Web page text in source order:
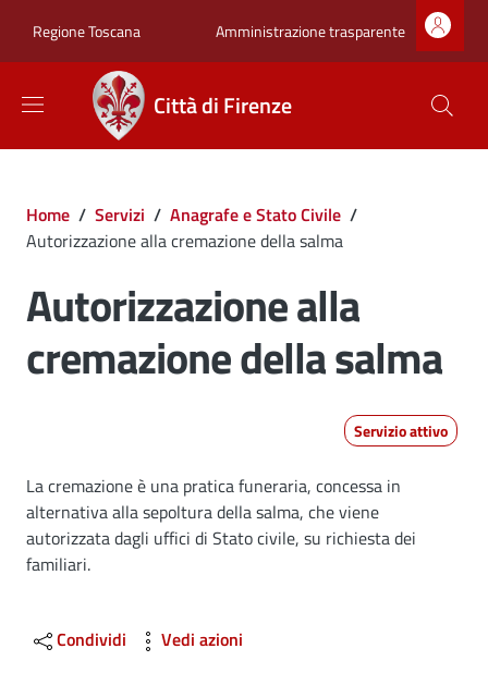
Regione Toscana Zona superiore
Amministrazione trasparente
Città di Firenze
Briciole di pane
Home / Servizi / Anagrafe e Stato Civile /
Autorizzazione alla cremazione della salma
Autorizzazione alla
cremazione della salma
Servizio attivo
Dettagli
La cremazione è una pratica funeraria, concessa in
alternativa alla sepoltura della salma, che viene
autorizzata dagli uffici di Stato civile, su richiesta dei
familiari.
Condividi Vedi azioni